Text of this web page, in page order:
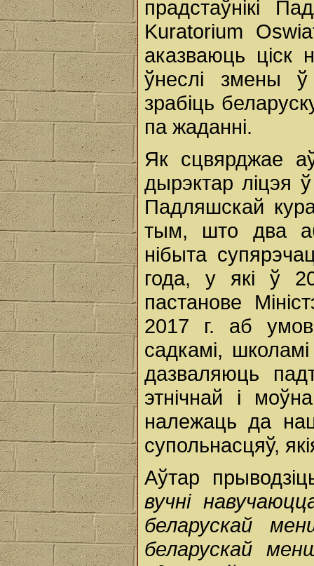
прадстаўнікі
Kuratorium
аказваюць ціск
ўнеслі змены
зрабіць
па жаданні.
Як сцвярджае
дырэктар ліцэя
Падляшскай
тым, што два
нібыта
года, у які ў
пастанове
2017 г. аб
садкамі, школамі
дазваляюць
этнічнай і
належаць да
супольнасцяў,
Аўтар
вучні
беларускай
беларускай